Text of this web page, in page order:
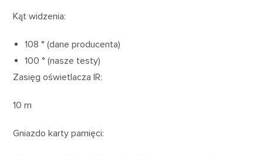
Kąt widzenia:
108 ° (dane producenta)
100 ° (nasze testy)
Zasięg oświetlacza IR:
10 m
Gniazdo karty pamięci: